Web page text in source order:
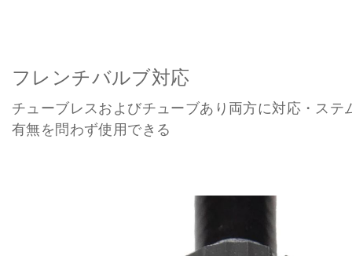
フレンチバルブ対応
チューブレスおよびチューブあり両方に対応・ステ
有無を問わず使用できる